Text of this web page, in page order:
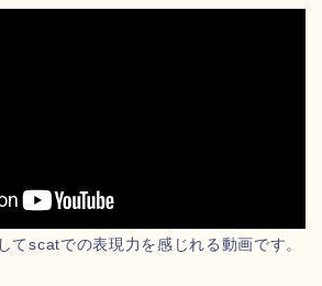
てscatでの表現力を感じれる動画です。